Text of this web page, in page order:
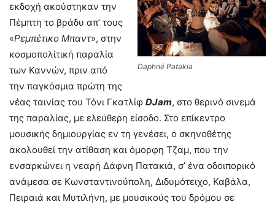
Daphné Patakia
εκδοχή ακούστηκαν την
Πέμπτη το βράδυ απ’ τους
«Ρεμπέτικο Μπαντ», στην
κοσμοπολίτική παραλία
των Καννών, πριν από
την παγκόσμια πρώτη της
νέας ταινίας του Τόνι Γκατλίφ DJam, στο θερινό σινεμά
της παραλίας, με ελεύθερη είσοδο. Στο επίκεντρο
μουσικής δημιουργίας εν τη γενέσει, ο σκηνοθέτης
ακολουθεί την ατίθαση και όμορφη Τζαμ, που την
ενσαρκώνει η νεαρή Δάφνη Πατακιά, σ’ ένα οδοιπορικό
ανάμεσα σε Κωνσταντινούπολη, Διδυμότειχο, Καβάλα,
Πειραιά και Μυτιλήνη, με μουσικούς του δρόμου σε